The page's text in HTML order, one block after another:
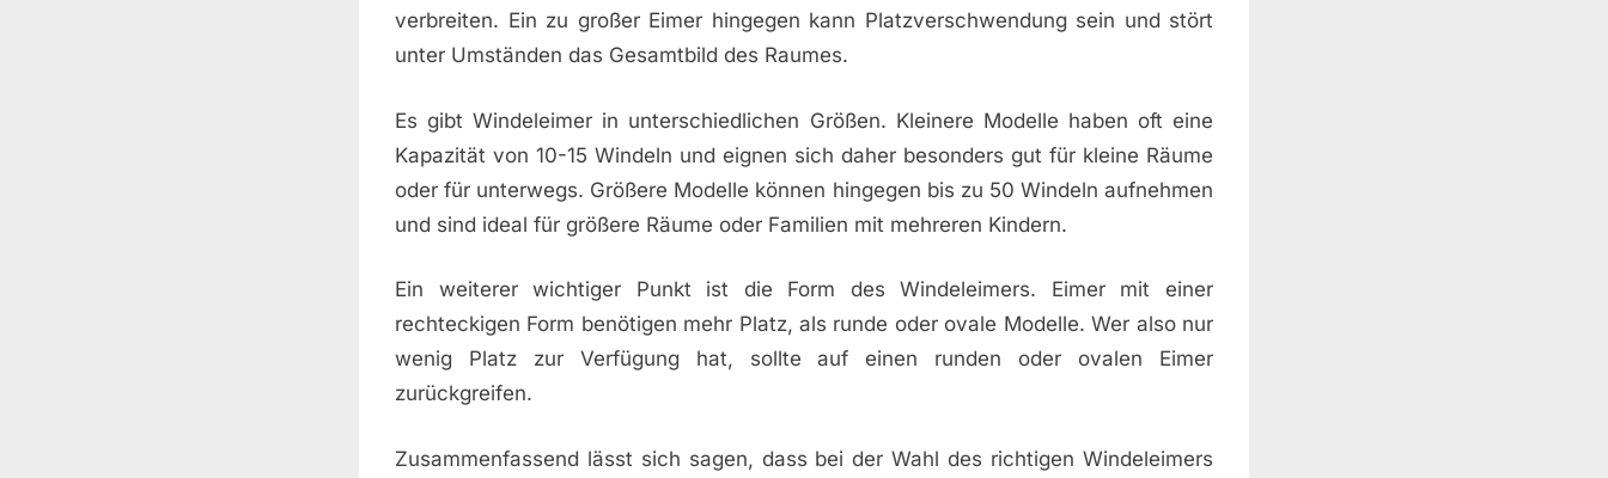
verbreiten. Ein zu großer Eimer hingegen kann Platzverschwendung sein und stört
unter Umständen das Gesamtbild des Raumes.
Es gibt Windeleimer in unterschiedlichen Größen. Kleinere Modelle haben oft eine
Kapazität von 10-15 Windeln und eignen sich daher besonders gut für kleine Räume
oder für unterwegs. Größere Modelle können hingegen bis zu 50 Windeln aufnehmen
und sind ideal für größere Räume oder Familien mit mehreren Kindern.
Ein weiterer wichtiger Punkt ist die Form des Windeleimers. Eimer mit einer
rechteckigen Form benötigen mehr Platz, als runde oder ovale Modelle. Wer also nur
wenig Platz zur Verfügung hat, sollte auf einen runden oder ovalen Eimer
zurückgreifen.
Zusammenfassend lässt sich sagen, dass bei der Wahl des richtigen Windeleimers